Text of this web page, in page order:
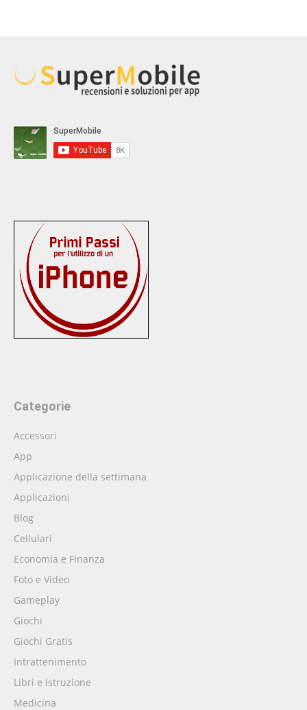
Categorie
Accessori
App
Applicazione della settimana
Applicazioni
Blog
Cellulari
Economia e Finanza
Foto e Video
Gameplay
Giochi
Giochi Gratis
Intrattenimento
Libri e Istruzione
Medicina